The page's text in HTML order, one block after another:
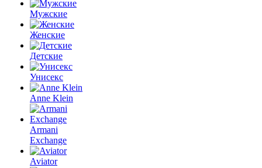
Мужские
Женские
Детские
Унисекс
Anne Klein
Armani
Exchange
Aviator